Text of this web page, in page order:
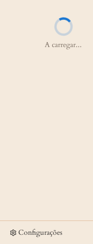
A carregar...
Configurações